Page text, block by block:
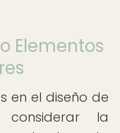
Elementos
en el diseño de
considerar la